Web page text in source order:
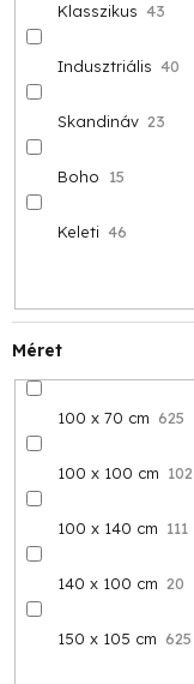
Méret
100 x 70 cm 625
100 x 100 cm 102
100 x 140 cm 111
140 x 100 cm 20
150 x 105 cm 625
Klasszikus 43
Indusztriális 40
Skandináv 23
Boho 15
Keleti 46